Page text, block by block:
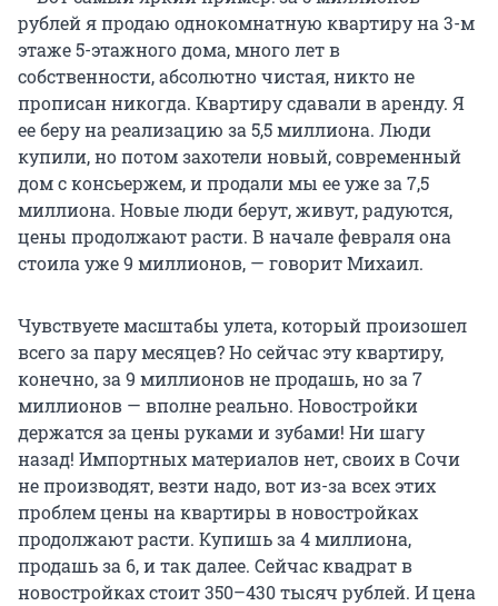
рублей я продаю однокомнатную квартиру на 3-м
этаже 5-этажного дома, много лет в
собственности, абсолютно чистая, никто не
прописан никогда. Квартиру сдавали в аренду. Я
ее беру на реализацию за 5,5 миллиона. Люди
купили, но потом захотели новый, современный
дом с консьержем, и продали мы ее уже за 7,5
миллиона. Новые люди берут, живут, радуются,
цены продолжают расти. В начале февраля она
стоила уже 9 миллионов, — говорит Михаил.
Чувствуете масштабы улета, который произошел
всего за пару месяцев? Но сейчас эту квартиру,
конечно, за 9 миллионов не продашь, но за 7
миллионов — вполне реально. Новостройки
держатся за цены руками и зубами! Ни шагу
назад! Импортных материалов нет, своих в Сочи
не производят, везти надо, вот из-за всех этих
проблем цены на квартиры в новостройках
продолжают расти. Купишь за 4 миллиона,
продашь за 6, и так далее. Сейчас квадрат в
новостройках стоит 350–430 тысяч рублей. И цена